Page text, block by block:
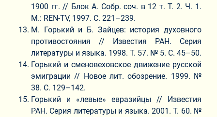
1900 гг. // Блок А. Собр. соч. в 12 т. Т. 2. Ч. 1.
М.: REN-TV, 1997. С. 221–239.
М. Горький и Б. Зайцев: история духовного
противостояния // Известия РАН. Серия
литературы и языка. 1998. Т. 57. № 5. С. 45–50.
Горький и сменовеховское движение русской
эмиграции // Новое лит. обозрение. 1999. №
38. С. 129–142.
Горький и «левые» евразийцы // Известия
РАН. Серия литературы и языка. 2001. Т. 60. №